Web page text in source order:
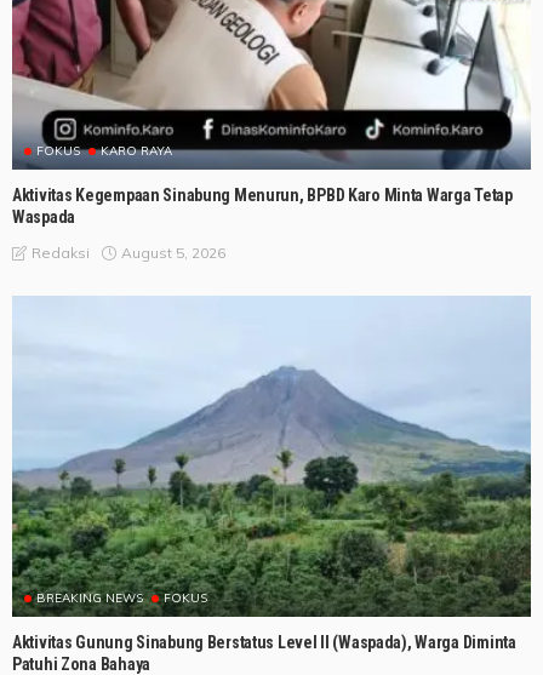
FOKUS KARO RAYA
Aktivitas Kegempaan Sinabung Menurun, BPBD Karo Minta Warga Tetap
Waspada
Redaksi August 5, 2026
BREAKING NEWS FOKUS
Aktivitas Gunung Sinabung Berstatus Level II (Waspada), Warga Diminta
Patuhi Zona Bahaya